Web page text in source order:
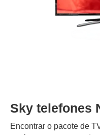
Sky telefones
Encontrar o pacote de